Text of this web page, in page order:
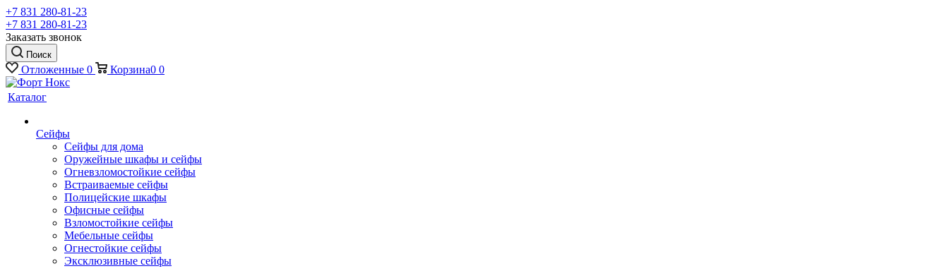
+7 831 280-81-23
+7 831 280-81-23
Заказать звонок
Поиск
Отложенные 0 Корзина0 0
Каталог
Сейфы
Сейфы для дома
Оружейные шкафы и сейфы
Огневзломостойкие сейфы
Встраиваемые сейфы
Полицейские шкафы
Офисные сейфы
Взломостойкие сейфы
Мебельные сейфы
Огнестойкие сейфы
Эксклюзивные сейфы